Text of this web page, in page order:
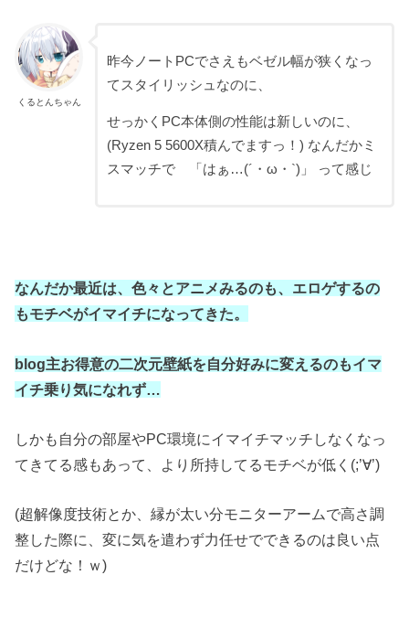
くるとんちゃん
昨今ノートPCでさえもベゼル幅が狭くなっ
てスタイリッシュなのに、
せっかくPC本体側の性能は新しいのに、
(Ryzen 5 5600X積んでますっ！) なんだかミ
スマッチで 「はぁ…(´・ω・`)」 って感じ
なんだか最近は、色々とアニメみるのも、エロゲするの
もモチベがイマイチになってきた。
blog主お得意の二次元壁紙を自分好みに変えるのもイマ
イチ乗り気になれず…
しかも自分の部屋やPC環境にイマイチマッチしなくなっ
てきてる感もあって、より所持してるモチベが低く(;’∀’)
(超解像度技術とか、縁が太い分モニターアームで高さ調
整した際に、変に気を遣わず力任せでできるのは良い点
だけどな！ｗ)